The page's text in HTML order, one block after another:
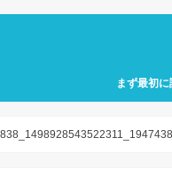
まず最初に
せにバリス
歩」を運営